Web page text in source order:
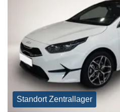
Standort Zentrallager